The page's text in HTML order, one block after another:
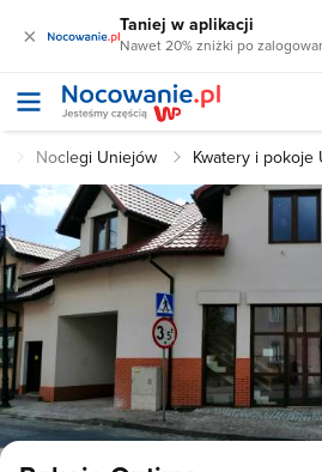
× Taniej w aplikacji
Nawet 20% zniżki po
Noclegi Uniejów Kwatery i pokoje